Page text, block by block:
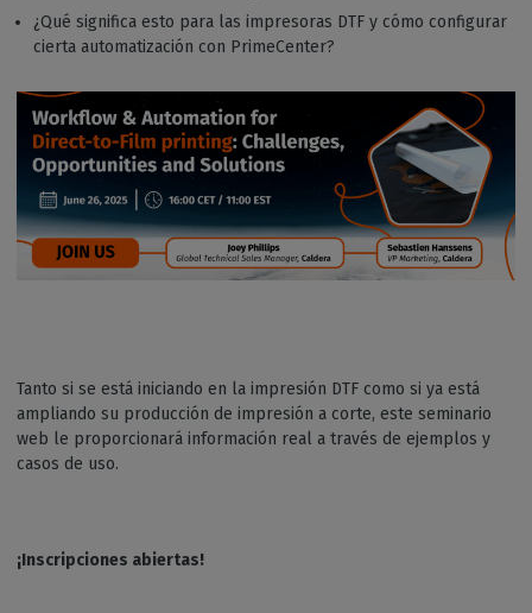
¿Qué significa esto para las impresoras DTF y cómo configurar
cierta automatización con PrimeCenter?
Tanto si se está iniciando en la impresión DTF como si ya está
ampliando su producción de impresión a corte, este seminario
web le proporcionará información real a través de ejemplos y
casos de uso.
¡Inscripciones abiertas!